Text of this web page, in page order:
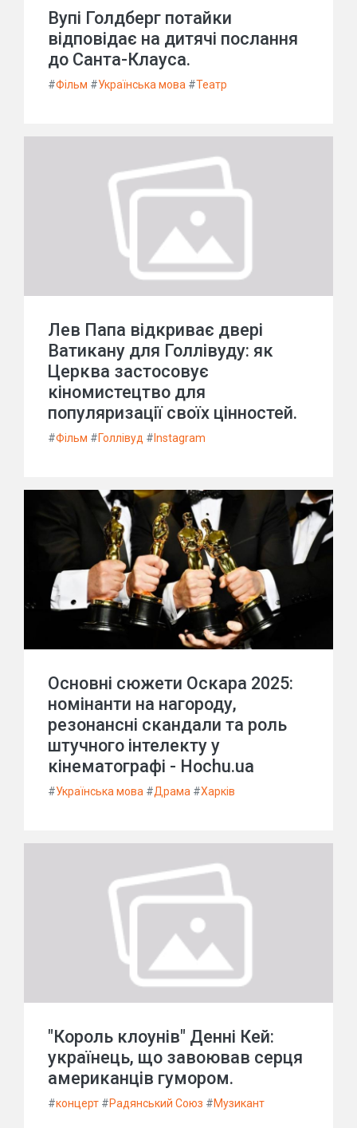
Вупі Голдберг потайки
відповідає на дитячі послання
до Санта-Клауса.
#Фільм #Українська мова #Театр
Лев Папа відкриває двері
Ватикану для Голлівуду: як
Церква застосовує
кіномистецтво для
популяризації своїх цінностей.
#Фільм #Голлівуд # Instagram
Основні сюжети Оскара 2025:
номінанти на нагороду,
резонансні скандали та роль
штучного інтелекту у
кінематографі - Hochu.ua
#Українська мова #Драма #Харків
"Король клоунів" Денні Кей:
українець, що завоював серця
американців гумором.
#концерт #Радянський Союз #Музикант